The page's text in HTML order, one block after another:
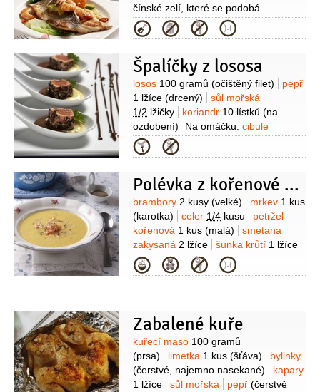
čínské zelí, které se podobá
mangoldu a lze ho nahradit 250 g
čerstvých španátových listů)
mango
1/2kusu
kokosové mléko
1,5 decilitru
olej 2 lžíce
paprička
chilli červená
1 kus (malá)
Kategorie
Špalíčky z lososa
Suroviny
losos 100 gramů (očištěný filet)
pepř
1 lžíce (drcený)
sůl mořská
1/2 lžičky koriandr 10 lístků (na
ozdobení)
Na omáčku: cibule
100 gramů
2 decilitry
žloutek1 kus
čokoláda
hořká1 lžíce (rozpuštěná)
olej
olivový
1 lžíce
Kategorie
Polévka z kořenové zeleniny se šunkou
Suroviny
brambory 2 kusy (velké) mrkev 1 kus
(karotka)
celer 1/4 kusu
petržel
kořenová 1 kus (malá)
smetana
zakysaná 2 lžíce šunka krůtí 1 lžíce
(nakrájená na nudličky)
hladkolistá1 lžíce (nasekaná)
olej
Kategorie
Zabalené kuře
Suroviny
kuřecí maso 100 gramů
(prsa)
limetka 1 kus (šťáva)
bylinky
(čerstvé, najemno nasekané)
kapary
1 lžíce
sůl mořská pepř (čerstvě